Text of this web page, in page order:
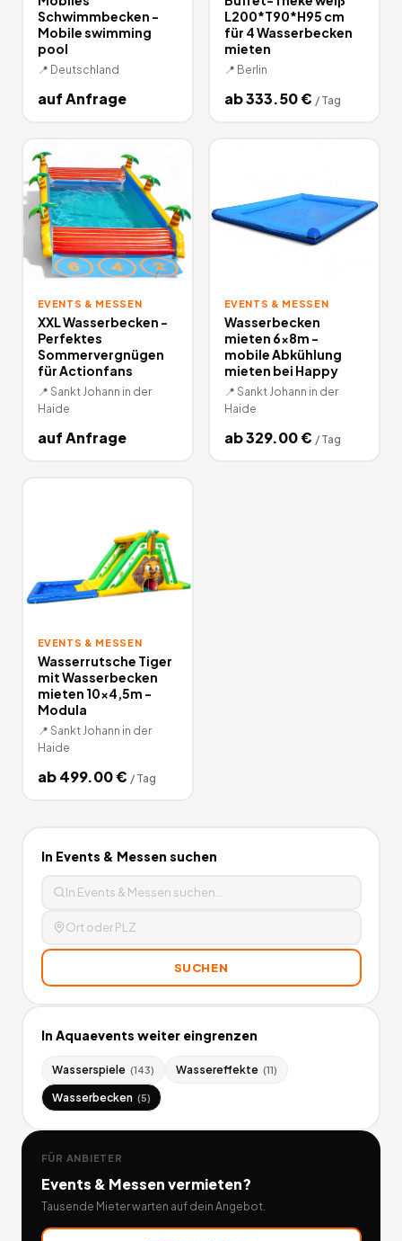
Schwimmbecken -
Mobile swimming
pool
📍 Deutschland
auf Anfrage
L200*T90*H95 cm
für 4 Wasserbecken
mieten
📍 Berlin
ab333.50€ / Tag
EVENTS & MESSEN
XXL Wasserbecken -
Perfektes
Sommervergnügen
für Actionfans
📍 Sankt Johann in der
Haide
auf Anfrage
EVENTS & MESSEN
Wasserbecken
mieten 6x8m -
mobile Abkühlung
mieten bei Happy
📍 Sankt Johann in der
Haide
ab329.00€ / Tag
EVENTS & MESSEN
Wasserrutsche Tiger
mit Wasserbecken
mieten 10×4,5m -
Modula
📍 Sankt Johann in der
Haide
ab499.00€ / Tag
In Events & Messen suchen
SUCHEN
In Aquaevents weiter eingrenzen
Wasserspiele (143) Wassereffekte (11)
Wasserbecken (5)
FÜR ANBIETER
Events & Messenvermieten?
Tausende Mieter warten auf dein Angebot.